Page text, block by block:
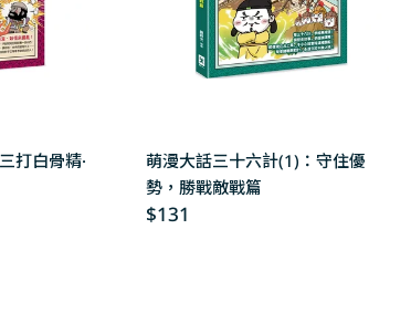
打白骨精·
萌漫大話三十六計(1)：守住優
勢，勝戰敵戰篇
Regular
$131